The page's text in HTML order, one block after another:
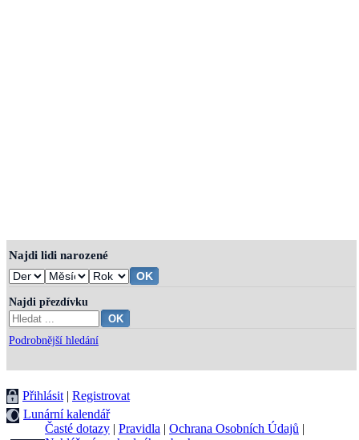
Najdi lidi narozené
Najdi přezdívku
Podrobnější hledání
Přihlásit| Registrovat
Lunární kalendář
Časté dotazy | Pravidla | Ochrana Osobních Údajů |